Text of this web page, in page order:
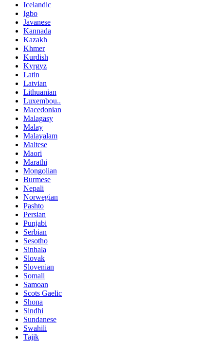
Icelandic
Igbo
Javanese
Kannada
Kazakh
Khmer
Kurdish
Kyrgyz
Latin
Latvian
Lithuanian
Luxembou..
Macedonian
Malagasy
Malay
Malayalam
Maltese
Maori
Marathi
Mongolian
Burmese
Nepali
Norwegian
Pashto
Persian
Punjabi
Serbian
Sesotho
Sinhala
Slovak
Slovenian
Somali
Samoan
Scots Gaelic
Shona
Sindhi
Sundanese
Swahili
Tajik